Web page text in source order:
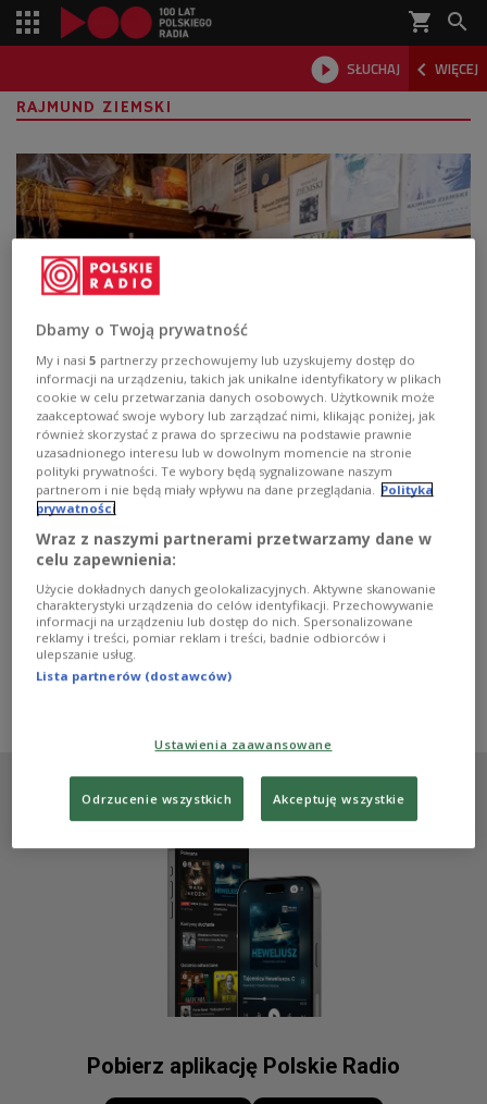
shopping_cart 
 SŁUCHAJ  WIĘCEJ

RAJMUND ZIEMSKI
Schron na poddaszu. Z wizytą w pracowni
Rajmunda Ziemskiego
- Ziemski dzielił swoje życie pomiędzy tą pracownią a
pracownią w Akademii Sztuk Pięknych. A ponieważ był
bardzo pracowity, bardzo skoncentrowany na
malowaniu, które było absolutnie jego największą pasją,
to z tej pracowni praktycznie nie wychodził - mówiła w
Dwójce Katarzyna Ziemska, opiekunka Historycznej
Warszawskiej Pracowni Artystycznej Rajmunda
Ziemskiego, przez samego artystę nazywanej
schronem.
Zobacz więcej na temat:
Katarzyna Sanocka
koloryści
Pobierz aplikację Polskie Radio
Dbamy o Twoją prywatność
My i nasi5 partnerzy przechowujemy lub uzyskujemy dostęp do
informacji na urządzeniu, takich jak unikalne identyfikatory w plikach
cookie w celu przetwarzania danych osobowych. Użytkownik może
zaakceptować swoje wybory lub zarządzać nimi, klikając poniżej, jak
również skorzystać z prawa do sprzeciwu na podstawie prawnie
uzasadnionego interesu lub w dowolnym momencie na stronie
polityki prywatności. Te wybory będą sygnalizowane naszym
partnerom i nie będą miały wpływu na dane przeglądania.
Polityka
prywatności
Wraz z naszymi partnerami przetwarzamy dane w
celu zapewnienia:
Użycie dokładnych danych geolokalizacyjnych. Aktywne skanowanie
charakterystyki urządzenia do celów identyfikacji. Przechowywanie
informacji na urządzeniu lub dostęp do nich. Spersonalizowane
reklamy i treści, pomiar reklam i treści, badnie odbiorców i
ulepszanie usług.
Lista partnerów (dostawców)
Ustawienia zaawansowane
Odrzucenie wszystkich Akceptuję wszystkie